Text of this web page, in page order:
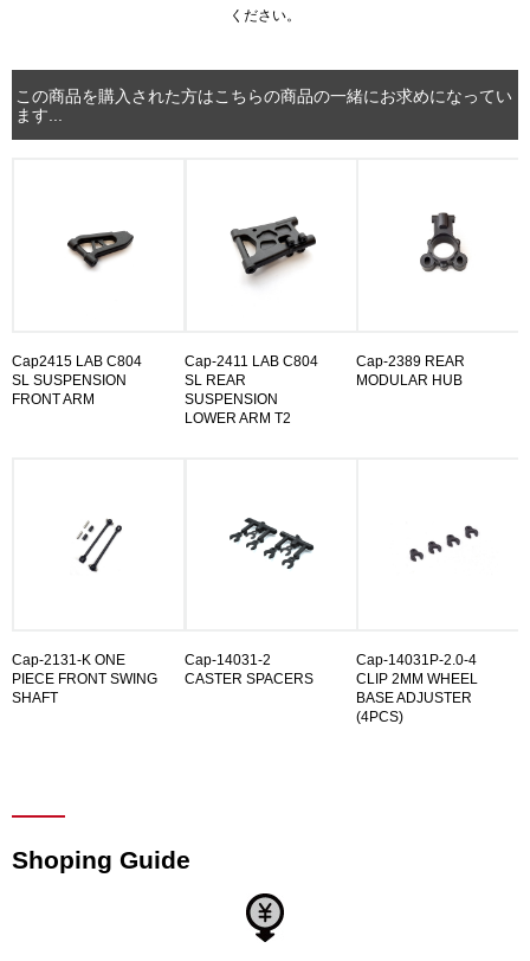
ください。
この商品を購入された方はこちらの商品の一緒にお求めになってい
ます...
Cap2415 LAB C804
SL SUSPENSION
FRONT ARM
Cap-2411 LAB C804
SL REAR
SUSPENSION
LOWER ARM T2
Cap-2389 REAR
MODULAR HUB
Cap-2131-K ONE
PIECE FRONT SWING
SHAFT
Cap-14031-2
CASTER SPACERS
Cap-14031P-2.0-4
CLIP 2MM WHEEL
BASE ADJUSTER
(4PCS)
Shoping Guide